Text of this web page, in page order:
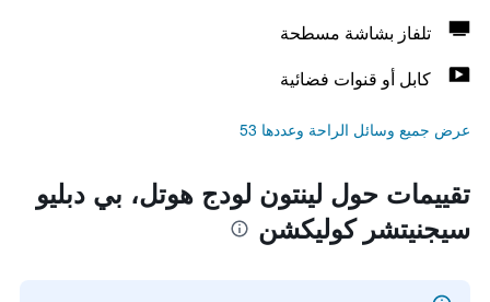
تلفاز بشاشة مسطحة
كابل أو قنوات فضائية
عرض جميع وسائل الراحة وعددها 53
تقييمات حول لينتون لودج هوتل، بي دبليو
سيجنيتشر كوليكشن